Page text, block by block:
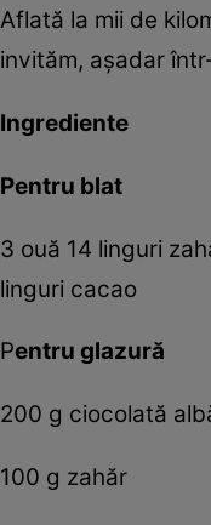
Aflată la mii de
invităm, aşadar
Ingrediente
Pentru blat
3 ouă 14 linguri
linguri cacao
Pentru glazură
200 g ciocolată
100 g zahăr